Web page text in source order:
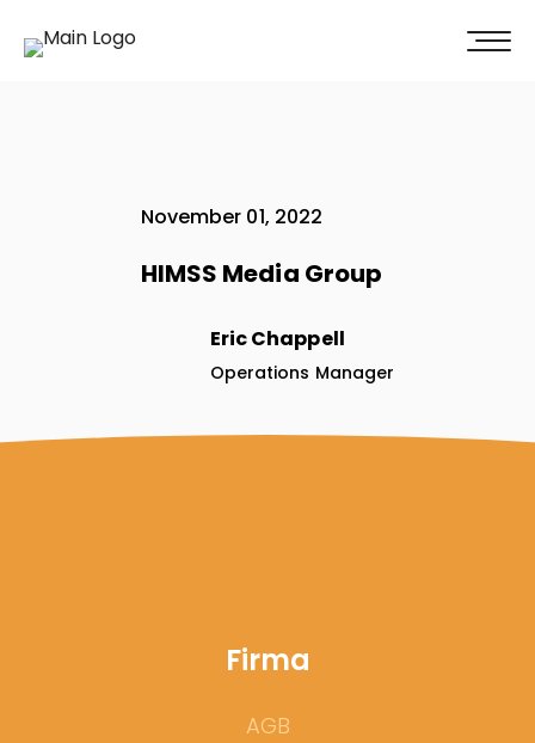
November 01, 2022
HIMSS Media Group
Eric Chappell
Operations Manager
Jetzt unverbindliches Angebot erhalten
Firma
AGB